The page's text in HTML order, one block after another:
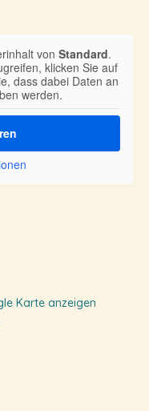
Karte anzeigen
von Standard.
klicken Sie auf
dass dabei Daten an
werden.